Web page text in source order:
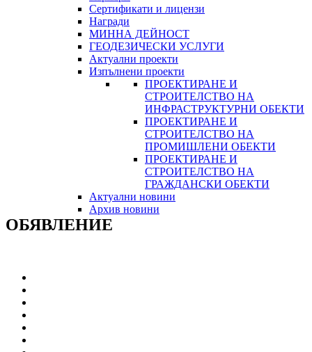
Сертификати и лицензи
Награди
МИННА ДЕЙНОСТ
ГЕОДЕЗИЧЕСКИ УСЛУГИ
Актуални проекти
Изпълнени проекти
ПРОЕКТИРАНЕ И
СТРОИТЕЛСТВО НА
ИНФРАСТРУКТУРНИ ОБЕКТИ
ПРОЕКТИРАНЕ И
СТРОИТЕЛСТВО НА
ПРОМИШЛЕНИ ОБЕКТИ
ПРОЕКТИРАНЕ И
СТРОИТЕЛСТВО НА
ГРАЖДАНСКИ ОБЕКТИ
Актуални новини
Архив новини
ОБЯВЛЕНИЕ